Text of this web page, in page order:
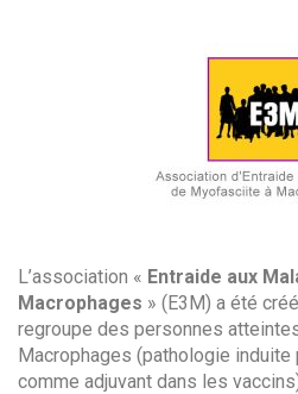
L’association « Entraide aux
Macrophages » (E3M) a été
regroupe des personnes
Macrophages (pathologie induite
comme adjuvant dans les